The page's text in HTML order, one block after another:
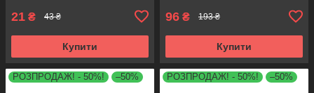
21 ₴ 43 ₴
Купити
96 ₴ 193 ₴
Купити
РОЗПРОДАЖ! - 50%! –50% РОЗПРОДАЖ! - 50%! –50%